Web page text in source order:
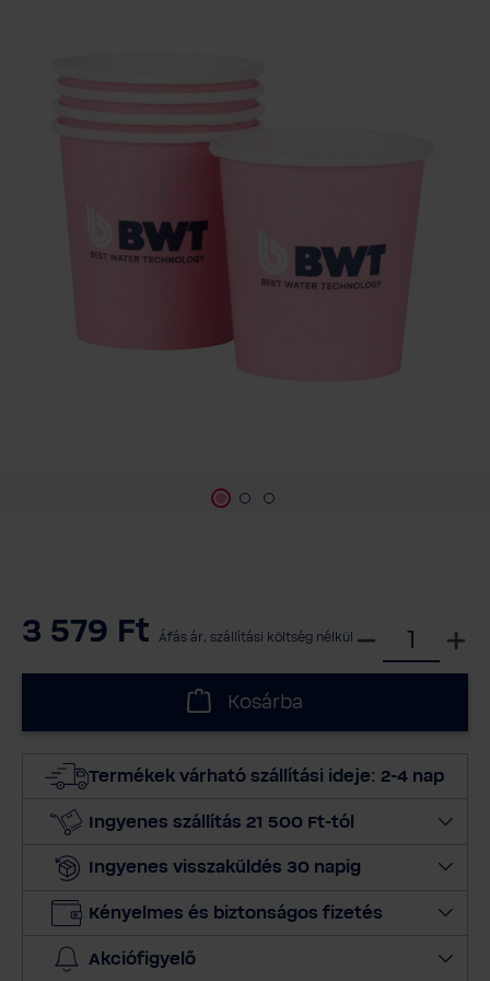
DOKUMENTÁCIÓ
A BWT-ről
3 579 Ft Áfás ár, szállítási költség nélkül
s
m
n
y
Kosárba
Termékek várható szállítási ideje: 2-4 nap
Ingyenes szállítás 21 500 Ft-tól
Ingyenes visszaküldés 30 napig
Kényelmes és biztonságos fizetés
Akciófigyelő